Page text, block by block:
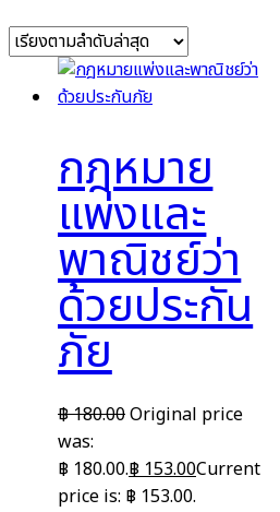
กฎหมาย
แพ่งและ
พาณิชย์ว่า
ด้วยประกัน
ภัย
฿180.00Original price
was:
฿ 180.00.฿153.00Current
price is: ฿ 153.00.